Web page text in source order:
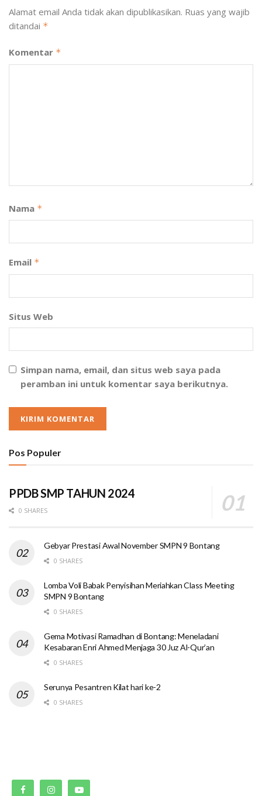
Alamat email Anda tidak akan dipublikasikan. Ruas yang wajib
ditandai *
Komentar *
Nama *
Email *
Situs Web
Simpan nama, email, dan situs web saya pada
peramban ini untuk komentar saya berikutnya.
Pos Populer
PPDB SMP TAHUN 2024
0 SHARES
Gebyar Prestasi Awal November SMPN 9 Bontang
0 SHARES
Lomba Voli Babak Penyisihan Meriahkan Class Meeting
SMPN 9 Bontang
0 SHARES
Gema Motivasi Ramadhan di Bontang: Meneladani
Kesabaran Enri Ahmed Menjaga 30 Juz Al-Qur’an
0 SHARES
Serunya Pesantren Kilat hari ke-2
0 SHARES